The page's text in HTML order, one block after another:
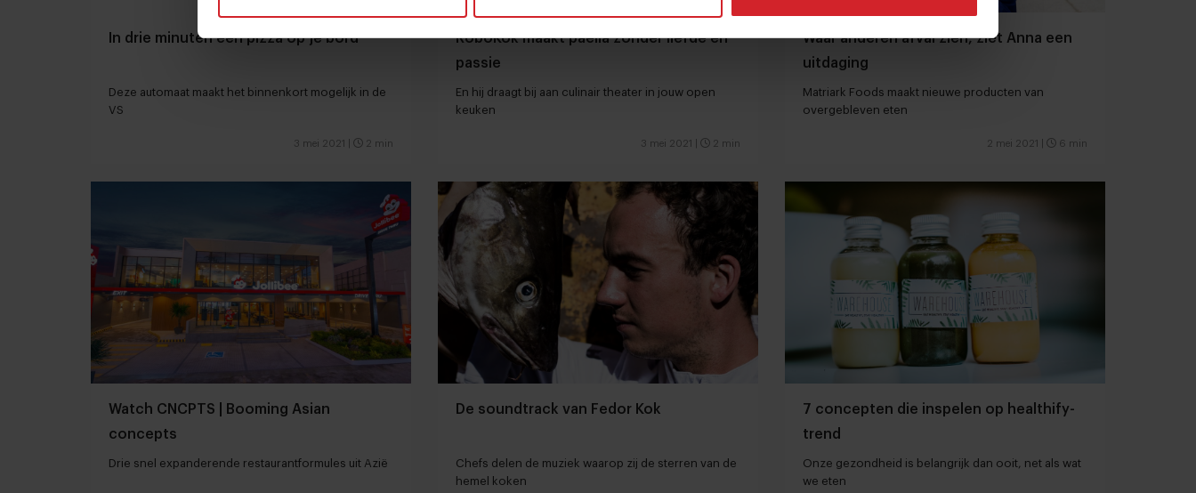
In drie minuten een pizza op je bord
Deze automaat maakt het binnenkort mogelijk in de
VS
3 mei 2021 2 min
RoboKok maakt paella zonder liefde en
passie
En hij draagt bij aan culinair theater in jouw open
keuken
3 mei 2021 2 min
Waar anderen afval zien, ziet Anna een
uitdaging
Matriark Foods maakt nieuwe producten van
overgebleven eten
2 mei 2021 6 min
Watch CNCPTS | Booming Asian
concepts
Drie snel expanderende restaurantformules uit Azië
De soundtrack van Fedor Kok
Chefs delen de muziek waarop zij de sterren van de
hemel koken
7 concepten die inspelen op healthify-
trend
Onze gezondheid is belangrijk dan ooit, net als wat
we eten